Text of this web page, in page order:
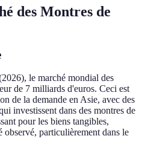
des Montres de
le marché mondial des
de 7 milliards d'euros. Ceci est
de la demande en Asie, avec des
investissent dans des montres de
pour les biens tangibles,
observé, particulièrement dans le